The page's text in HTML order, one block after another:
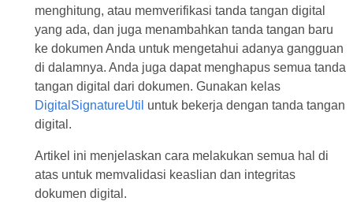
menghitung, atau memverifikasi tanda tangan digital
yang ada, dan juga menambahkan tanda tangan baru
ke dokumen Anda untuk mengetahui adanya gangguan
di dalamnya. Anda juga dapat menghapus semua tanda
tangan digital dari dokumen. Gunakan kelas
DigitalSignatureUtil untuk bekerja dengan tanda tangan
digital.
Artikel ini menjelaskan cara melakukan semua hal di
atas untuk memvalidasi keaslian dan integritas
dokumen digital.